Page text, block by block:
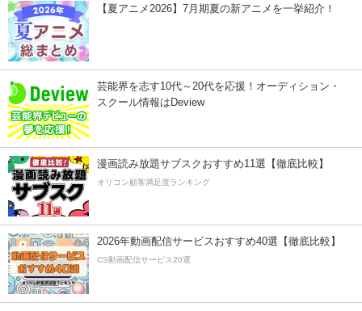
【夏アニメ2026】7月期夏の新アニメを一挙紹介！
芸能界を志す10代～20代を応援！オーディション・
スクール情報はDeview
漫画読み放題サブスクおすすめ11選【徹底比較】
オリコン顧客満足度ランキング
2026年動画配信サービスおすすめ40選【徹底比較】
CS動画配信サービス20選